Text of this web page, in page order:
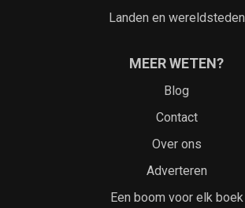
Landen en wereldsteden
MEER WETEN?
Blog
Contact
Over ons
Adverteren
Een boom voor elk boek